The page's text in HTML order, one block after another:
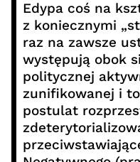
Edypa coś na
z koniecznymi
raz na zawsze
występują obok
politycznej
zunifikowanej i
postulat